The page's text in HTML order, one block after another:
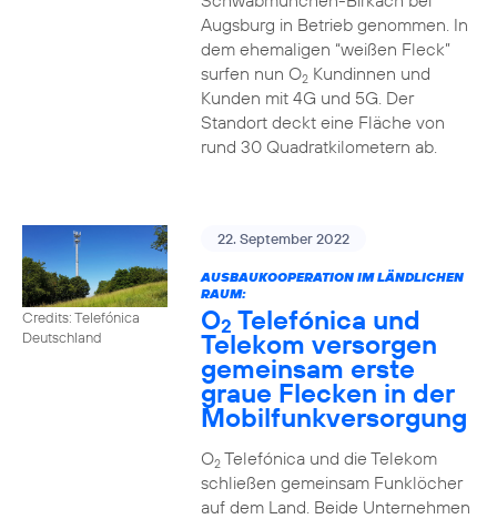
Augsburg in Betrieb genommen. In
dem ehemaligen “weißen Fleck”
surfen nun O2Kundinnen und
Kunden mit 4G und 5G. Der
Standort deckt eine Fläche von
rund 30 Quadratkilometern ab.
Credits: Telefónica
Deutschland
22. September 2022
AUSBAUKOOPERATION IM LÄNDLICHEN
RAUM:
O2 Telefónica und
Telekom versorgen
gemeinsam erste
graue Flecken in der
Mobilfunkversorgung
O2Telefónica und die Telekom
schließen gemeinsam Funklöcher
auf dem Land. Beide Unternehmen